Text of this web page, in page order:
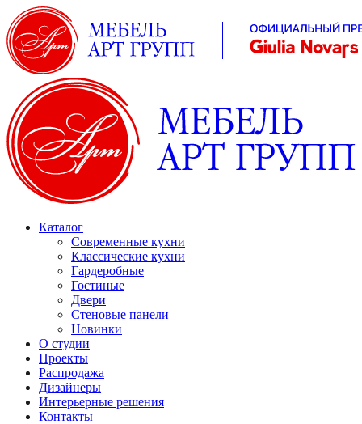
Каталог
Современные кухни
Классические кухни
Гардеробные
Гостиные
Двери
Стеновые панели
Новинки
О студии
Проекты
Распродажа
Дизайнеры
Интерьерные решения
Контакты